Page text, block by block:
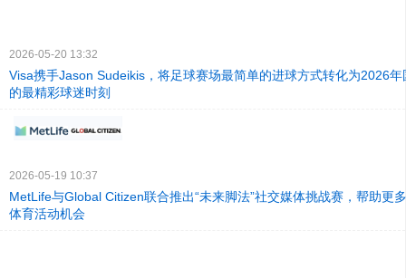
2026-05-20 13:32
Visa携手Jason Sudeikis，将足球赛场最简单的进球方式转化为2026
的最精彩球迷时刻
2026-05-19 10:37
MetLife与Global Citizen联合推出“未来脚法”社交媒体挑战赛，帮助更
体育活动机会